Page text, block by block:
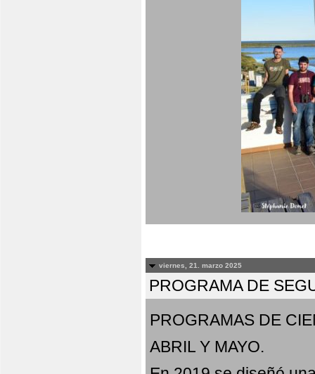
viernes, 21. marzo 2025
PROGRAMA DE
PROGRAMAS DE
ABRIL Y MAYO.